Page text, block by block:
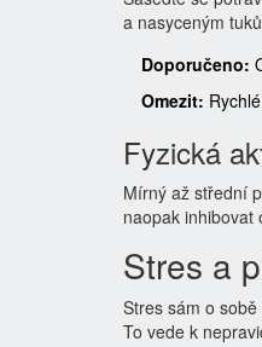
a nasyceným
Doporučeno:
Omezit:
Fyzická
Mírný až střední
naopak inhibovat
Stres a
Stres sám o
To vede k